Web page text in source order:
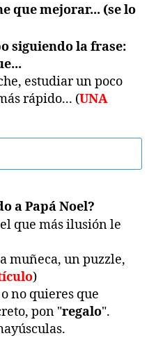
que mejorar... (se lo
siguiendo la frase:
estudiar un poco
rápido... (UNA
a Papá Noel?
que más ilusión le
muñeca, un puzzle,
)
no quieres que
pon "regalo".